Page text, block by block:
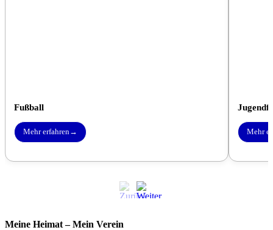
Fußball
Mehr erfahren → Mehr
Meine Heimat – Mein Verein